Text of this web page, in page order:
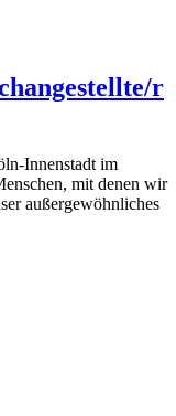
r
Innenstadt im
mit denen wir
außergewöhnliches